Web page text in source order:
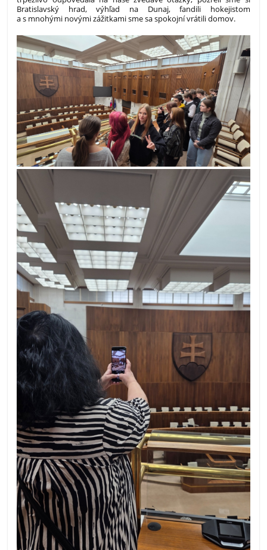
Bratislavský hrad, výhľad na Dunaj, fandili hokejistom
a s mnohými novými zážitkami sme sa spokojní vrátili domov.